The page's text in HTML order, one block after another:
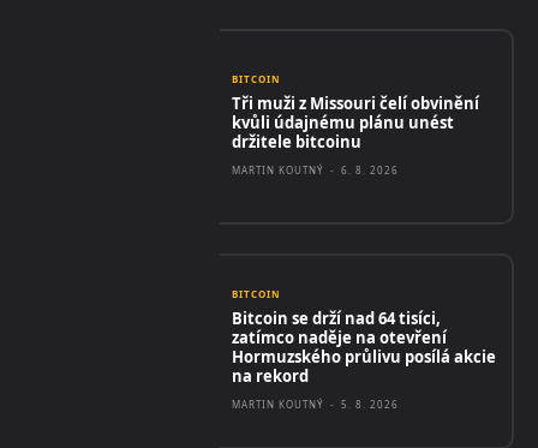
BITCOIN
Tři muži z Missouri čelí obvinění
kvůli údajnému plánu unést
držitele bitcoinu
MARTIN KOUTNÝ - 6. 8. 2026
BITCOIN
Bitcoin se drží nad 64 tisíci,
zatímco naděje na otevření
Hormuzského průlivu posílá akcie
na rekord
MARTIN KOUTNÝ - 5. 8. 2026